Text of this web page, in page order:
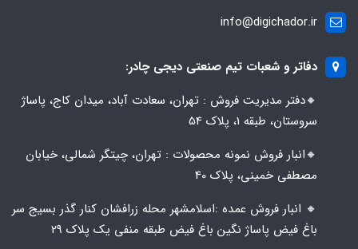
info@digichador.ir
دفاتر و شعبات تیم صنعتی دیجی چادر:
🔸️​​دفتر مدیریت فروش : تهران، سعادت آباد، میدان کاج، پاساژ
سروستان، طبقه 1، پلاک 54
🔸️​​انبار فروش نمونه محصولات : تهران، چیتگر شمالی، خیابان
مصطفی خمینی، پلاک 40
🔸️ انبار فروش عمده :اسلامشهر محله زرافشان کنار گذر بسیج سر
باغ فیض پاساژ نگین باغ فیض طبقه منفی یک پلاک ۲۹